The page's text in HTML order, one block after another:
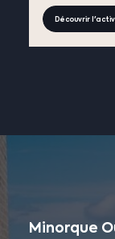
Découvrir
Minorque